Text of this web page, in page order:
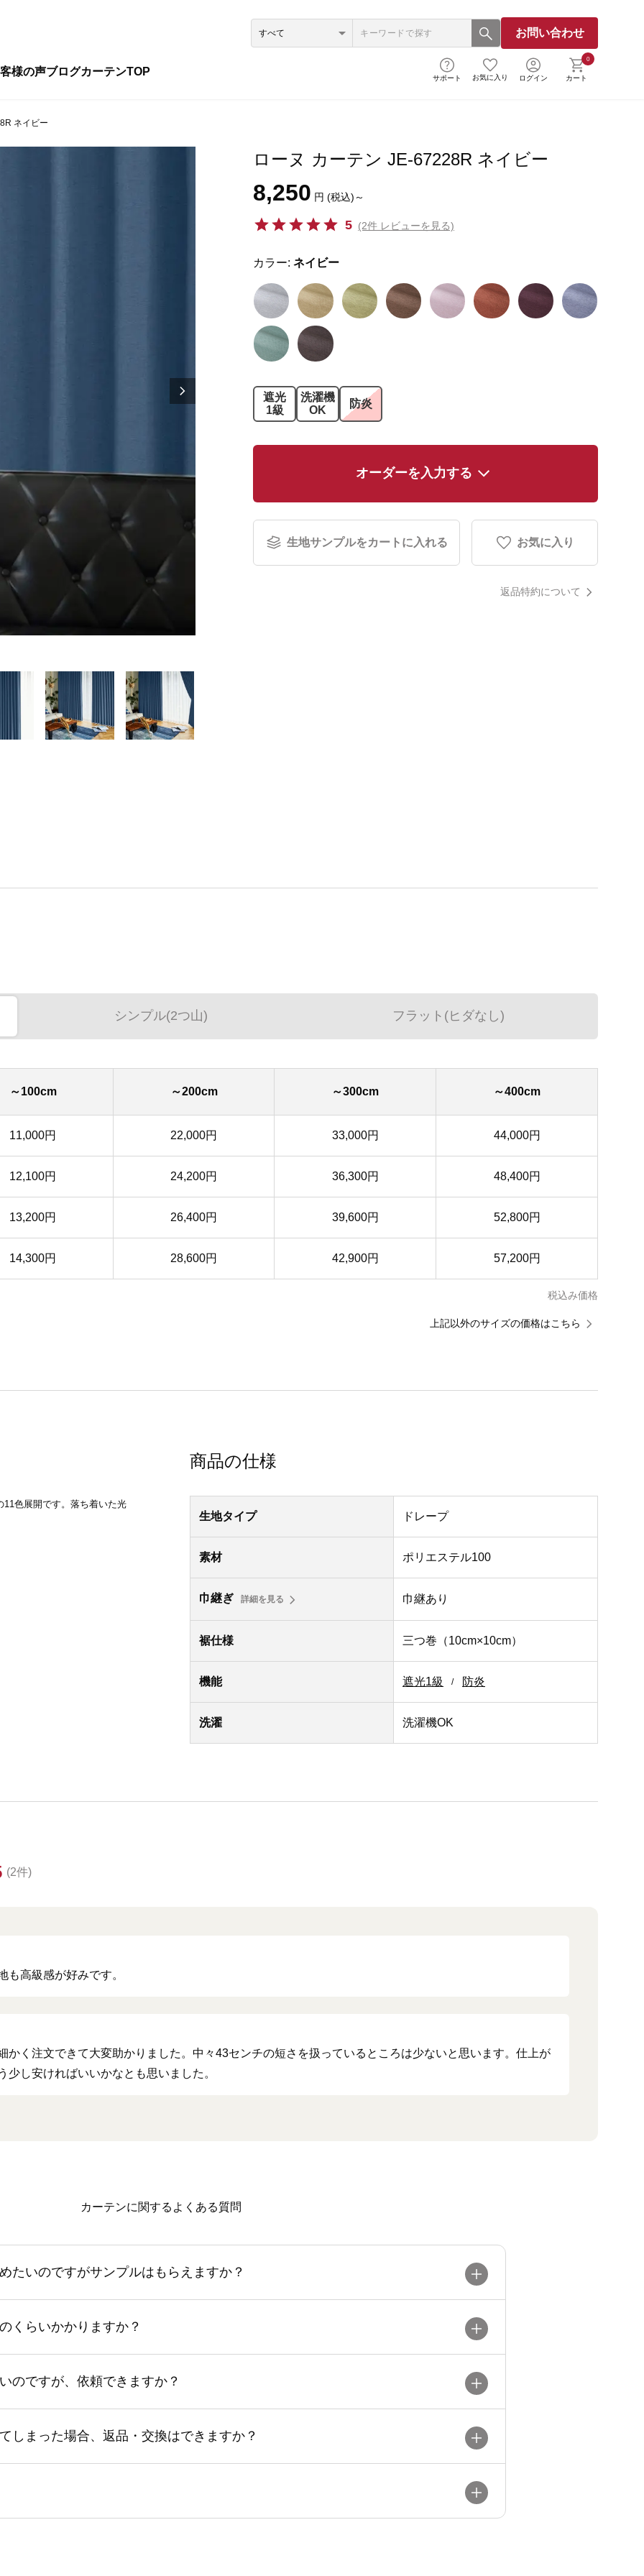
お問い合わせ
様の声ブログカーテンTOP
サポート お気に入り ログイン
0
カート
ネイビー
ローヌ カーテン JE-67228R ネイビー
8,250 円 (税込)～
5 (2件 レビューを見る)
カラー: ネイビー
遮光
1級
洗濯機
OK
防炎
オーダーを入力する
生地サンプルをカートに入れる お気に入り
返品特約について
シンプル(2つ山) フラット(ヒダなし)
～100cm ～200cm ～300cm ～400cm
11,000円 22,000円 33,000円 44,000円
12,100円 24,200円 36,300円 48,400円
13,200円 26,400円 39,600円 52,800円
14,300円 28,600円 42,900円 57,200円
税込み価格
上記以外のサイズの価格はこちら
色展開です。落ち着いた光
商品の仕様
生地タイプ ドレープ
素材 ポリエステル100
巾継ぎ 詳細を見る 巾継あり
裾仕様 三つ巻（10cm×10cm）
機能 遮光1級 防炎
洗濯 洗濯機OK
(2件)
も高級感が好みです。
かく注文できて大変助かりました。中々43センチの短さを扱っているところは少ないと思います。仕上が
し安ければいいかなとも思いました。
カーテンに関するよくある質問
たいのですがサンプルはもらえますか？
くらいかかりますか？
のですが、依頼できますか？
しまった場合、返品・交換はできますか？